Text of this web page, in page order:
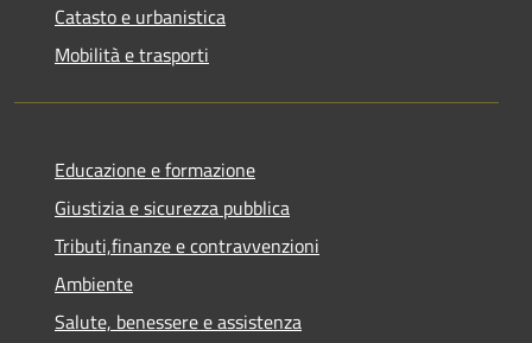
Catasto e urbanistica
Mobilità e trasporti
Educazione e formazione
Giustizia e sicurezza pubblica
Tributi,finanze e contravvenzioni
Ambiente
Salute, benessere e assistenza